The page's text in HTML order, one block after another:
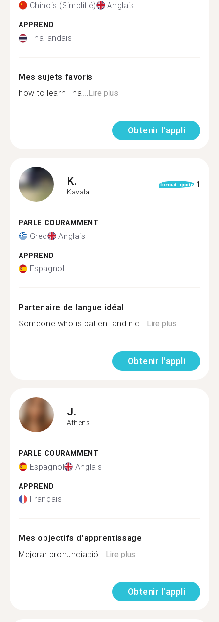
Chinois (Simplifié) Anglais
APPREND
Thaïlandais
Mes sujets favoris
how to learn Tha...Lire plus
Obtenir l'appli
K.
Kavala
format_quote 1
PARLE COURAMMENT
Grec Anglais
APPREND
Espagnol
Partenaire de langue idéal
Someone who is patient and nic...Lire plus
Obtenir l'appli
J.
Athens
PARLE COURAMMENT
Espagnol Anglais
APPREND
Français
Mes objectifs d'apprentissage
Mejorar pronunciació...Lire plus
Obtenir l'appli